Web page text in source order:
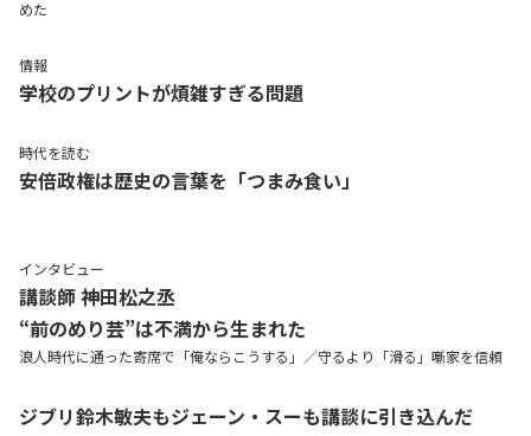
めた
情報
学校のプリントが煩雑すぎる問題
時代を読む
安倍政権は歴史の言葉を「つまみ食い」
インタビュー
講談師 神田松之丞
“前のめり芸”は不満から生まれた
浪人時代に通った寄席で「俺ならこうする」／守るより「滑る」噺家を信頼
ジブリ鈴木敏夫もジェーン・スーも講談に引き込んだ